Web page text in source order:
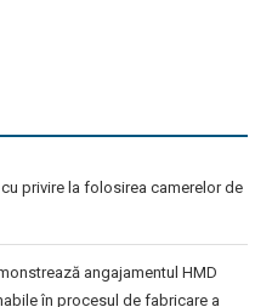
privire la folosirea camerelor de
angajamentul HMD
în procesul de fabricare a